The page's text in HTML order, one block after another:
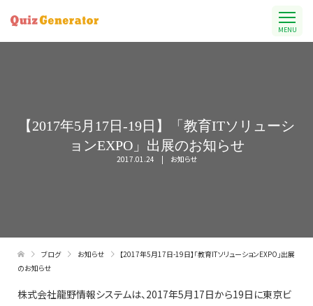
MENU
【2017年5月17日-19日】「教育ITソリューシ
ョンEXPO」出展のお知らせ
2017.01.24 お知らせ
ブログ お知らせ
【2017年5月17日-19日】「教育ITソリューションEXPO」出展
のお知らせ
株式会社龍野情報システムは、2017年5月17日から19日に東京ビ